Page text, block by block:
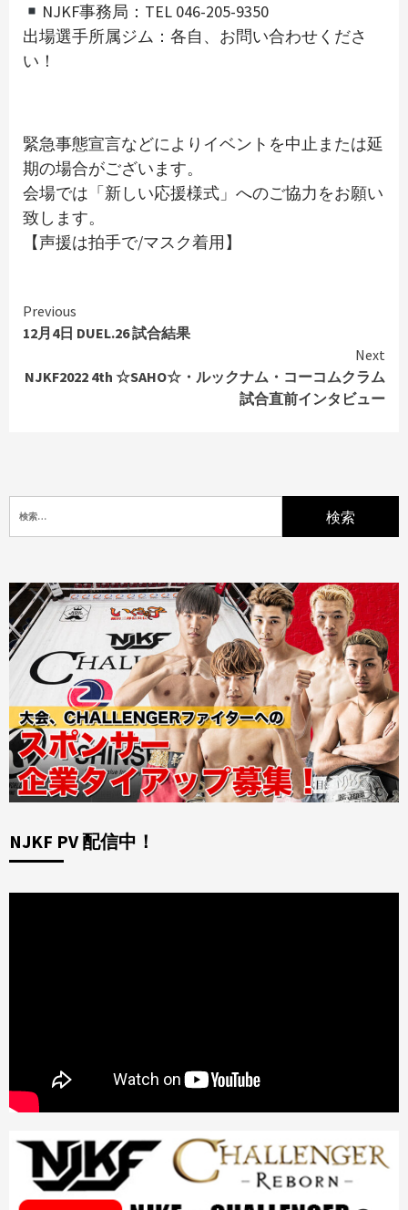
NJKF事務局：TEL 046-205-9350
出場選手所属ジム：各自、お問い合わせくださ
い！
緊急事態宣言などによりイベントを中止または延
期の場合がございます。
会場では「新しい応援様式」へのご協力をお願い
致します。
【声援は拍手で/マスク着用】
Continue
Reading
Previous
12月4日 DUEL.26 試合結果
Next
NJKF2022 4th ☆SAHO☆・ルックナム・コーコムクラム
試合直前インタビュー
索:
NJKF PV 配信中！